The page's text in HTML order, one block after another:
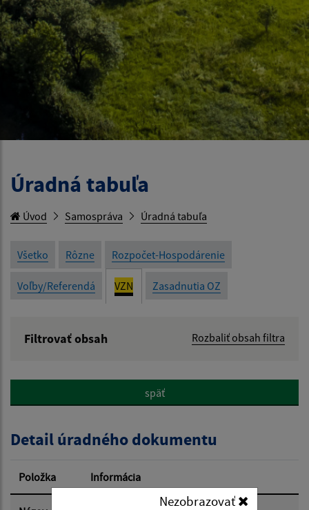
Nezobrazovať
Úradná tabuľa
Úvod Samospráva Úradná tabuľa
Všetko Rôzne Rozpočet-Hospodárenie
Voľby/Referendá VZN Zasadnutia OZ
Filtrovať obsah Rozbaliť obsah filtra
Popis:
Dátum zverejnenia od:
Dátum zverejnenia do:
späť
Detail úradného dokumentu
Položka Informácia